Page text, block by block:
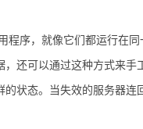
序，就像它们都运行在
还可以通过这种方式来
状态。当失效的服务器